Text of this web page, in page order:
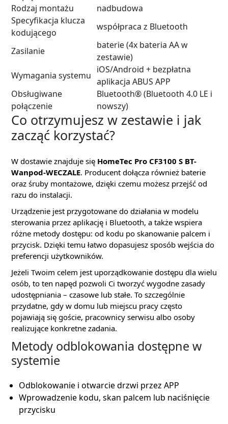
Rodzaj montażu
nadbudowa
Specyfikacja klucza
kodującego
współpraca z Bluetooth
Zasilanie
baterie (4x bateria AA w
zestawie)
Wymagania systemu
iOS/Android + bezpłatna
aplikacja ABUS APP
Obsługiwane
połączenie
Bluetooth® (Bluetooth 4.0 LE i
nowszy)
Co otrzymujesz w zestawie i jak
zacząć korzystać?
W dostawie znajduje się HomeTec Pro CF3100 S BT-
Wanpod-WECZALE. Producent dołącza również baterie
oraz śruby montażowe, dzięki czemu możesz przejść od
razu do instalacji.
Urządzenie jest przygotowane do działania w modelu
sterowania przez aplikację i Bluetooth, a także wspiera
różne metody dostępu: od kodu po skanowanie palcem i
przycisk. Dzięki temu łatwo dopasujesz sposób wejścia do
preferencji użytkowników.
Jeżeli Twoim celem jest uporządkowanie dostępu dla wielu
osób, to ten napęd pozwoli Ci tworzyć wygodne zasady
udostępniania – czasowe lub stałe. To szczególnie
przydatne, gdy w domu lub miejscu pracy często
pojawiają się goście, pracownicy serwisu albo osoby
realizujące konkretne zadania.
Metody odblokowania dostępne w
systemie
Odblokowanie i otwarcie drzwi przez APP
Wprowadzenie kodu, skan palcem lub naciśnięcie
przycisku